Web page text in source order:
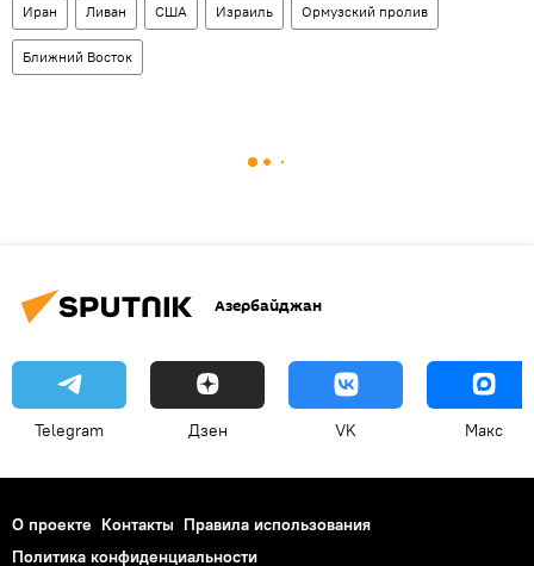
Иран Ливан США Израиль Ормузский пролив
Ближний Восток
Азербайджан
Telegram Дзен VK Макс
О проекте Контакты Правила использования
Политика конфиденциальности